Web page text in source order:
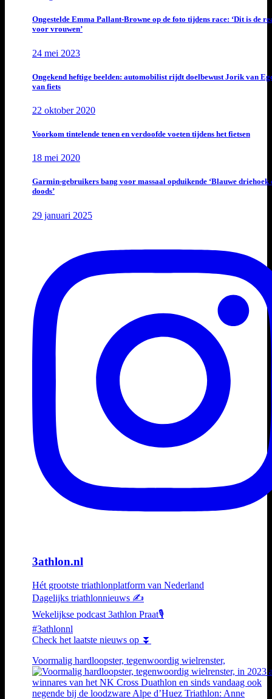
Ongestelde Emma Pallant-Browne op de foto tijdens race: ‘Dit is de
voor vrouwen’
24 mei 2023
Ongekend heftige beelden: automobilist rijdt doelbewust Jorik van
van fiets
22 oktober 2020
Voorkom tintelende tenen en verdoofde voeten tijdens het fietsen
18 mei 2020
Garmin-gebruikers bang voor massaal opduikende ‘Blauwe driehoek
doods’
29 januari 2025
3athlon.nl
Hét grootste triathlonplatform van Nederland
Dagelijks triathlonnieuws ✍️
Wekelijkse podcast 3athlon Praat🎙️
#3athlonnl
Check het laatste nieuws op ⏬
Voormalig hardloopster, tegenwoordig wielrenster,